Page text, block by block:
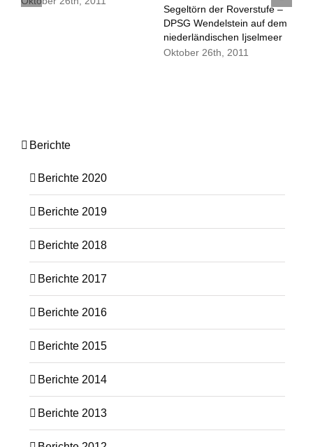
Segeltörn der Roverstufe –
DPSG Wendelstein auf dem
niederländischen Ijselmeer
Oktober 26th, 2011
Berichte
Berichte 2020
Berichte 2019
Berichte 2018
Berichte 2017
Berichte 2016
Berichte 2015
Berichte 2014
Berichte 2013